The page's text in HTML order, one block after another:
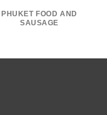
PHUKET FOOD AND
SAUSAGE